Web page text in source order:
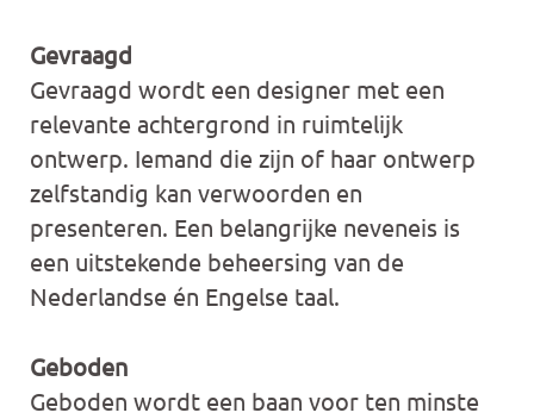
Gevraagd
Gevraagd wordt een designer met een
relevante achtergrond in ruimtelijk
ontwerp. Iemand die zijn of haar ontwerp
zelfstandig kan verwoorden en
presenteren. Een belangrijke neveneis is
een uitstekende beheersing van de
Nederlandse én Engelse taal.
Geboden
Geboden wordt een baan voor ten minste